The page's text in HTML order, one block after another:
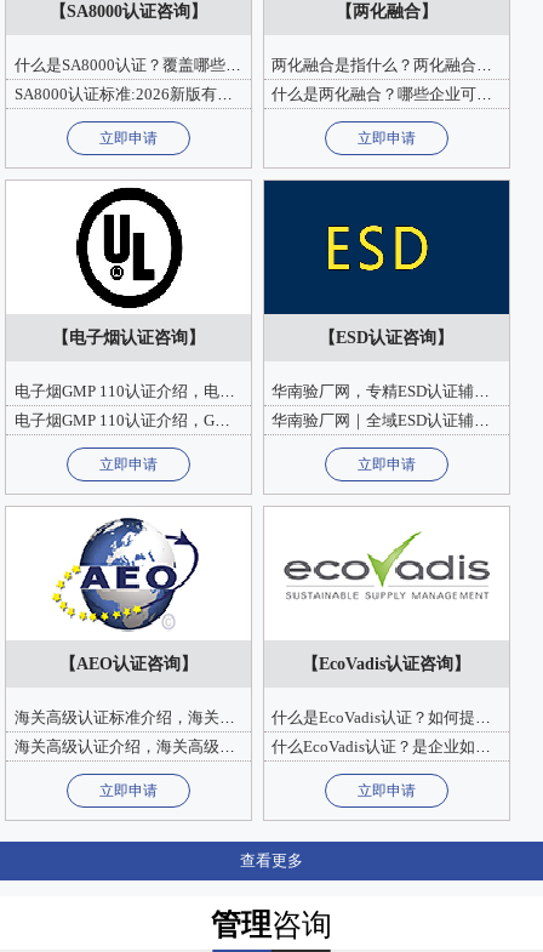
【SA8000认证咨询】
什么是SA8000认证？覆盖哪些要素？如何保障劳动者权益与职场安全？
SA8000认证标准:2026新版有何变化？转版窗口期多久？企业该如何准备？
立即申请
【两化融合】
两化融合是指什么？两化融合贯标申报材料内容及两化融合证书申请要求
什么是两化融合？哪些企业可以做两化融合？两化融合实施原则有哪些？
立即申请
【电子烟认证咨询】
电子烟GMP 110认证介绍，电子烟标准过渡期、政策及主要内容
电子烟GMP 110认证介绍，GMP 110认证主要内容及烟草专卖零售许可证申请
立即申请
【ESD认证咨询】
华南验厂网，专精ESD认证辅导服务，解读最新防静电国际审核规范
华南验厂网｜全域ESD认证辅导服务，东莞佛山中山工厂上门服务
立即申请
【AEO认证咨询】
立即申请
【EcoVadis认证咨询】
立即申请
查看更多
管理咨询